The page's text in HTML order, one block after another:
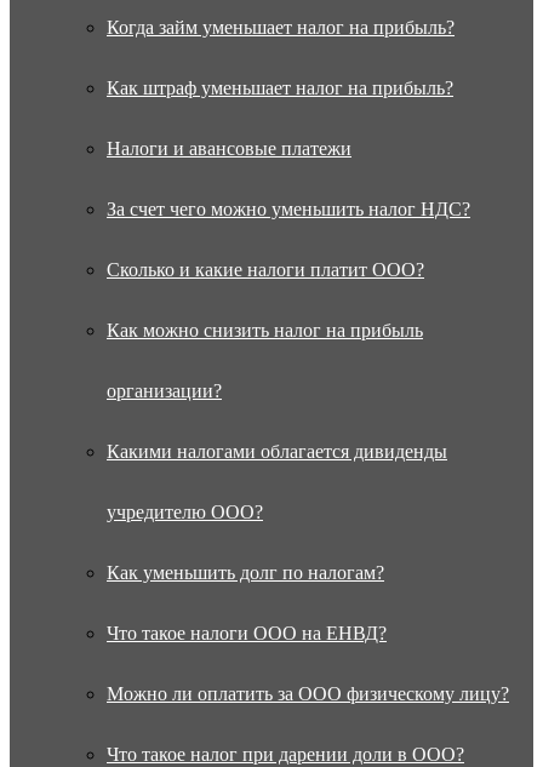
Когда займ уменьшает налог на прибыль?
Как штраф уменьшает налог на прибыль?
Налоги и авансовые платежи
За счет чего можно уменьшить налог НДС?
Сколько и какие налоги платит ООО?
Как можно снизить налог на прибыль
организации?
Какими налогами облагается дивиденды
учредителю ООО?
Как уменьшить долг по налогам?
Что такое налоги ООО на ЕНВД?
Можно ли оплатить за ООО физическому лицу?
Что такое налог при дарении доли в ООО?